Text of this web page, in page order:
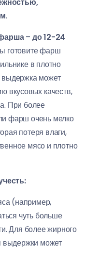
.
– до 12-24
готовите фарш
в плотно
выдержка может
вкусовых качеств,
При более
фарш очень мелко
потеря влаги,
мясо и плотно
(например,
чуть больше
Для более жирного
выдержки может